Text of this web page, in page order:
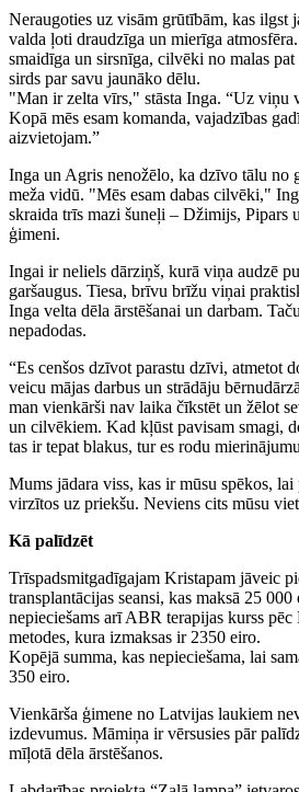
Neraugoties uz visām grūtībām, kas ilgst
valda ļoti draudzīga un mierīga
smaidīga un sirsnīga, cilvēki no malas
sirds par savu jaunāko dēlu.
"Man ir zelta vīrs," stāsta Inga. “Uz viņu
Kopā mēs esam komanda, vajadzības
aizvietojam.”
Inga un Agris nenožēlo, ka dzīvo tālu no
meža vidū. "Mēs esam dabas cilvēki,"
skraida trīs mazi šuneļi – Džimijs, Pipars
ģimeni.
Ingai ir neliels dārziņš, kurā viņa audzē
garšaugus. Tiesa, brīvu brīžu viņai
Inga velta dēla ārstēšanai un darbam.
nepadodas.
“Es cenšos dzīvot parastu dzīvi, atmetot
veicu mājas darbus un strādāju
man vienkārši nav laika čīkstēt un žēlot
un cilvēkiem. Kad kļūst pavisam smagi,
tas ir tepat blakus, tur es rodu
Mums jādara viss, kas ir mūsu spēkos,
virzītos uz priekšu. Neviens cits mūsu
Kā palīdzēt
Trīspadsmitgadīgajam Kristapam jāveic
transplantācijas seansi, kas maksā 25
nepieciešams arī ABR terapijas kurss pēc
metodes, kura izmaksas ir 2350 eiro.
Kopējā summa, kas nepieciešama, lai
350 eiro.
Vienkārša ģimene no Latvijas laukiem
izdevumus. Māmiņa ir vērsusies pār
mīļotā dēla ārstēšanos.